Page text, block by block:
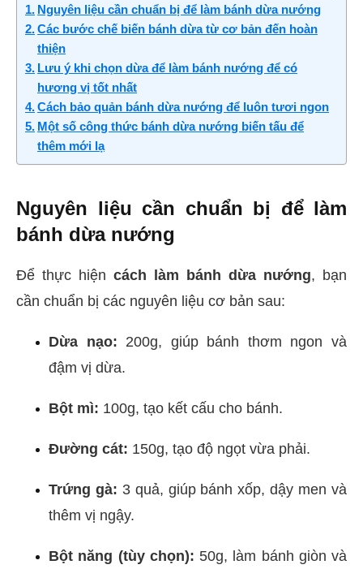
Nguyên liệu cần chuẩn bị để làm bánh dừa nướng
Các bước chế biến bánh dừa từ cơ bản đến hoàn
thiện
Lưu ý khi chọn dừa để làm bánh nướng để có
hương vị tốt nhất
Cách bảo quản bánh dừa nướng để luôn tươi ngon
Một số công thức bánh dừa nướng biến tấu để
thêm mới lạ
Nguyên liệu cần chuẩn bị để làm
bánh dừa nướng
Để thực hiện cách làm bánh dừa nướng, bạn
cần chuẩn bị các nguyên liệu cơ bản sau:
Dừa nạo: 200g, giúp bánh thơm ngon và
đậm vị dừa.
Bột mì: 100g, tạo kết cấu cho bánh.
Đường cát: 150g, tạo độ ngọt vừa phải.
Trứng gà: 3 quả, giúp bánh xốp, dậy men và
thêm vị ngậy.
Bột năng (tùy chọn): 50g, làm bánh giòn và